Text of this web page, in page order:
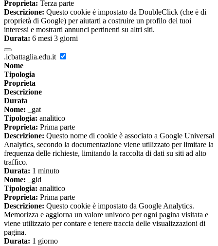
Proprieta: Terza parte
Descrizione: Questo cookie è impostato da DoubleClick (che è di
proprietà di Google) per aiutarti a costruire un profilo dei tuoi
interessi e mostrarti annunci pertinenti su altri siti.
Durata: 6 mesi 3 giorni
.icbattaglia.edu.it
Nome
Tipologia
Proprieta
Descrizione
Durata
Nome: _gat
Tipologia: analitico
Proprieta: Prima parte
Descrizione: Questo nome di cookie è associato a Google Universal
Analytics, secondo la documentazione viene utilizzato per limitare la
frequenza delle richieste, limitando la raccolta di dati su siti ad alto
traffico.
Durata: 1 minuto
Nome: _gid
Tipologia: analitico
Proprieta: Prima parte
Descrizione: Questo cookie è impostato da Google Analytics.
Memorizza e aggiorna un valore univoco per ogni pagina visitata e
viene utilizzato per contare e tenere traccia delle visualizzazioni di
pagina.
Durata: 1 giorno